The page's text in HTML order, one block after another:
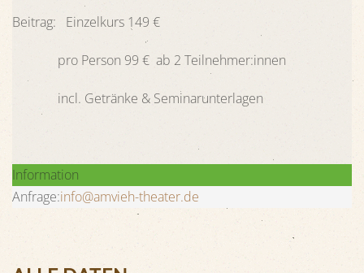
Beitrag: Einzelkurs 149 €
pro Person 99 € ab 2 Teilnehmer:innen
incl. Getränke & Seminarunterlagen
Information
Anfrage:info@amvieh-theater.de